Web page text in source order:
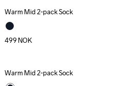
Warm Mid 2-pack Sock
499 NOK
Warm Mid 2-pack Sock